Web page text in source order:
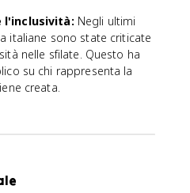
l'inclusività: Negli ultimi
italiane sono state criticate
nelle sfilate. Questo ha
su chi rappresenta la
creata.